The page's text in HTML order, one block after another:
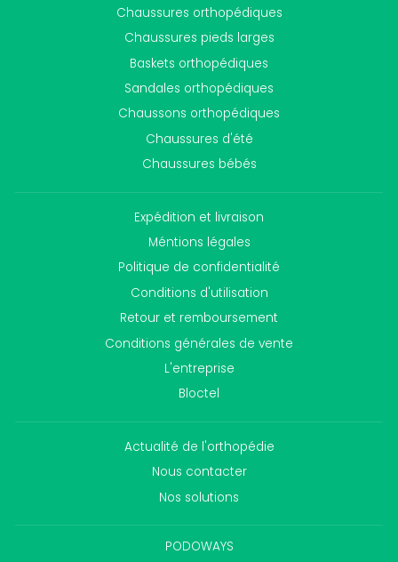
Chaussures orthopédiques
Chaussures pieds larges
Baskets orthopédiques
Sandales orthopédiques
Chaussons orthopédiques
Chaussures d'été
Chaussures bébés
Expédition et livraison
Méntions légales
Politique de confidentialité
Conditions d'utilisation
Retour et remboursement
Conditions générales de vente
L'entreprise
Bloctel
Actualité de l'orthopédie
Nous contacter
Nos solutions
PODOWAYS